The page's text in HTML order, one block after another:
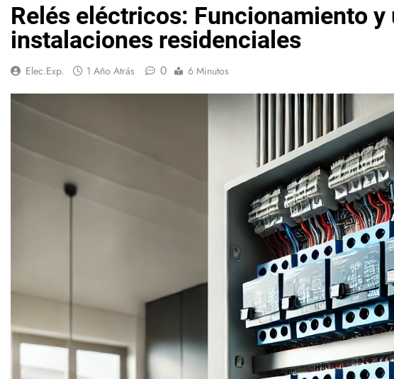
Relés eléctricos: Funcionamiento y
instalaciones residenciales
Elec.Exp. 1 Año Atrás 0 6 Minutos